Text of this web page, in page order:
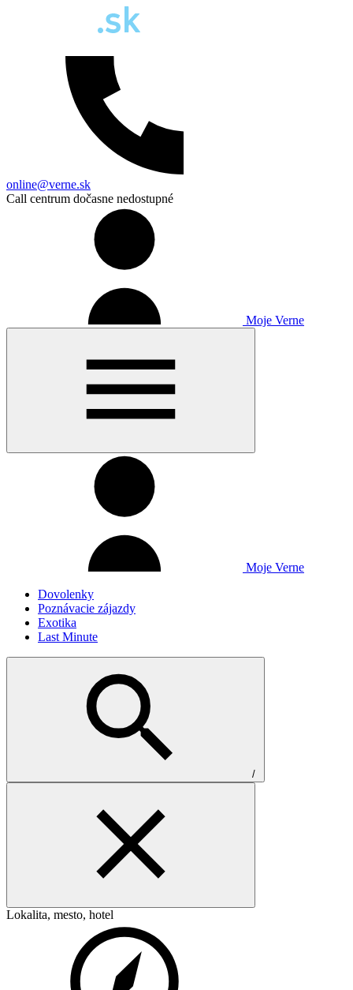
online@verne.sk
Call centrum dočasne nedostupné
Moje Verne
Moje Verne
Dovolenky
Poznávacie zájazdy
Exotika
Last Minute
/
Lokalita, mesto, hotel